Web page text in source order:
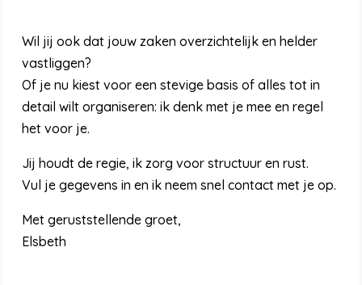
Wil jij ook dat jouw zaken overzichtelijk en helder
vastliggen?
Of je nu kiest voor een stevige basis of alles tot in
detail wilt organiseren: ik denk met je mee en regel
het voor je.
Jij houdt de regie, ik zorg voor structuur en rust.
Vul je gegevens in en ik neem snel contact met je op.
Met geruststellende groet,
Elsbeth